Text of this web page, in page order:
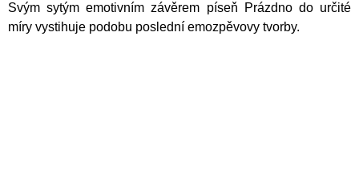
Svým sytým emotivním závěrem píseň Prázdno do určité
míry vystihuje podobu poslední emozpěvovy tvorby.